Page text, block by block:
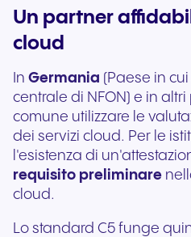
Un partner
cloud
In Germania (Paese in
centrale di NFON) e in
comune utilizzare le
dei servizi cloud. Per le
l'esistenza di
requisito preliminare
cloud.
Lo standard C5 funge